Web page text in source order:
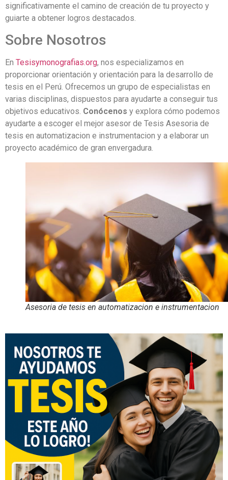
significativamente el camino de creación de tu proyecto y
guiarte a obtener logros destacados.
Sobre Nosotros
En Tesisymonografias.org, nos especializamos en
proporcionar orientación y orientación para la desarrollo de
tesis en el Perú. Ofrecemos un grupo de especialistas en
varias disciplinas, dispuestos para ayudarte a conseguir tus
objetivos educativos. Conócenos y explora cómo podemos
ayudarte a escoger el mejor asesor de Tesis Asesoria de
tesis en automatizacion e instrumentacion y a elaborar un
proyecto académico de gran envergadura.
Asesoria de tesis en automatizacion e instrumentacion